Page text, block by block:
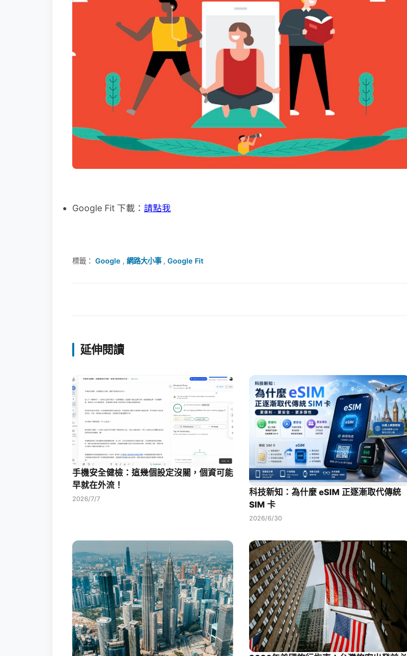
Google Fit 下載： 請點我
標籤： Google , 網路大小事, Google Fit
延伸閱讀
手機安全健檢：這幾個設定沒關，個資可能
早就在外流！
2026/7/7
科技新知：為什麼 eSIM 正逐漸取代傳統
SIM 卡
2026/6/30